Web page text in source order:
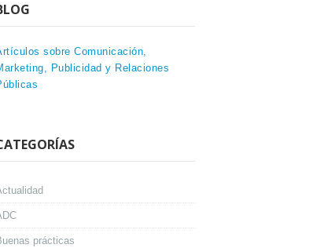
sobre Comunicación,
Publicidad y Relaciones
prácticas